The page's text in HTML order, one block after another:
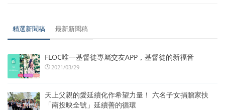
精選新聞稿 最新新聞稿
FLOC唯一基督徒專屬交友APP，基督徒的新福音
2021/03/29
天上父親的愛延續化作希望力量！ 六名子女捐贈家扶
「南投映全號」延續善的循環